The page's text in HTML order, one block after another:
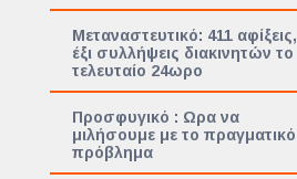
Μεταναστευτικό: 411 αφίξεις,
έξι συλλήψεις διακινητών το
τελευταίο 24ωρο
Προσφυγικό : Ωρα να
μιλήσουμε με το πραγματικό
πρόβλημα